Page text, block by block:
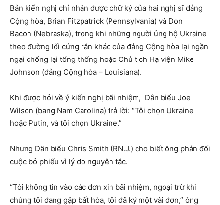
Bản kiến ​​nghị chỉ nhận được chữ ký của hai nghị sĩ đảng
Cộng hòa, Brian Fitzpatrick (Pennsylvania) và Don
Bacon (Nebraska), trong khi những người ủng hộ Ukraine
theo đường lối cứng rắn khác của đảng Cộng hòa lại ngần
ngại chống lại tổng thống hoặc Chủ tịch Hạ viện Mike
Johnson (đảng Cộng hòa – Louisiana).
Khi được hỏi về ý kiến ​​nghị bãi nhiệm, Dân biểu Joe
Wilson (bang Nam Carolina) trả lời: “Tôi chọn Ukraine
hoặc Putin, và tôi chọn Ukraine.”
Nhưng Dân biểu Chris Smith (RN.J.) cho biết ông phản đối
cuộc bỏ phiếu vì lý do nguyên tắc.
“Tôi không tin vào các đơn xin bãi nhiệm, ngoại trừ khi
chúng tôi đang gặp bất hòa, tôi đã ký một vài đơn,” ông